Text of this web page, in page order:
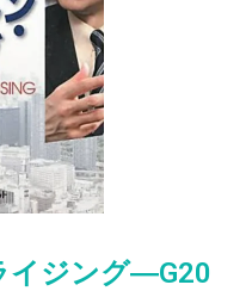
イジング―G20